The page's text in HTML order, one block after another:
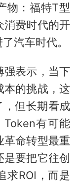
物：福特T型
消费时代的开
汽车时代。
强表示，当下
本的挑战，这
但长期看成
Token有可能
革命转型最重
要把它往创
求ROI，而是